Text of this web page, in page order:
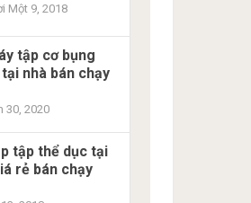
Một 9, 2018
tập cơ bụng
nhà bán chạy
30, 2020
tập thể dục tại
rẻ bán chạy